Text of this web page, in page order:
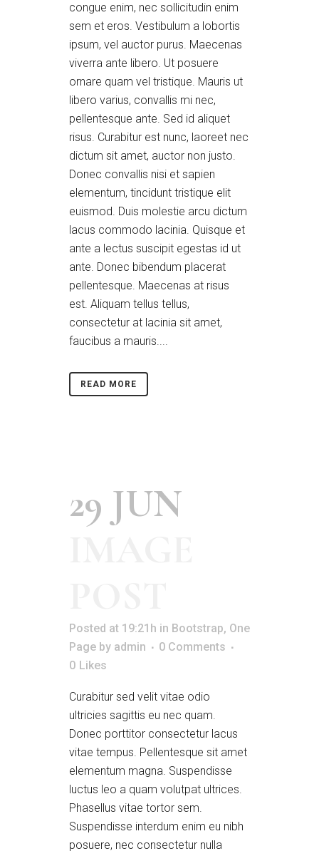
congue enim, nec sollicitudin enim
sem et eros. Vestibulum a lobortis
ipsum, vel auctor purus. Maecenas
viverra ante libero. Ut posuere
ornare quam vel tristique. Mauris ut
libero varius, convallis mi nec,
pellentesque ante. Sed id aliquet
risus. Curabitur est nunc, laoreet nec
dictum sit amet, auctor non justo.
Donec convallis nisi et sapien
elementum, tincidunt tristique elit
euismod. Duis molestie arcu dictum
lacus commodo lacinia. Quisque et
ante a lectus suscipit egestas id ut
ante. Donec bibendum placerat
pellentesque. Maecenas at risus
est. Aliquam tellus tellus,
consectetur at lacinia sit amet,
faucibus a mauris....
READ MORE
29 JUN
Posted at 19:21h in Bootstrap, One
Page by admin
0 Comments
0 Likes
Curabitur sed velit vitae odio
ultricies sagittis eu nec quam.
Donec porttitor consectetur lacus
vitae tempus. Pellentesque sit amet
elementum magna. Suspendisse
luctus leo a quam volutpat ultrices.
Phasellus vitae tortor sem.
Suspendisse interdum enim eu nibh
posuere, nec consectetur nulla